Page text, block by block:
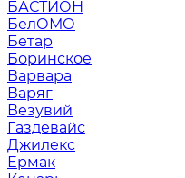
БАСТИОН
БелОМО
Бетар
Боринское
Варвара
Варяг
Везувий
Газдевайс
Джилекс
Ермак